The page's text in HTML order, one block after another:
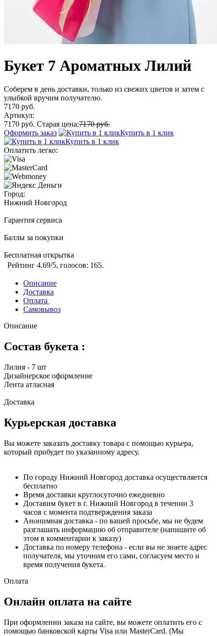
Букет 7 Ароматных Лилий
Соберем в день доставки, только из свежих цветов и затем с
улыбкой вручим получателю.
7170 руб.
Артикул:
7170 руб. Старая цена:7170 руб.
Оформить заказ
Купить в 1 клик
Купить в 1 клик
Оплатить легко:
Город:
Нижний Новгород
Гарантия сервиса
Баллы за покупки
Бесплатная открытка
Рейтинг 4.69/5, голосов: 165.
Описание
Доставка
Оплата
Самовывоз
Описание
Состав букета :
Лилия - 7 шт
Дизайнерское оформление
Лента атласная
Доставка
Курьерская доставка
Вы можете заказать доставку товара с помощью курьера,
который прибудет по указанному адресу.
По городу Нижний Новгород доставка осуществляется
бесплатно
Время доставки круглосуточно ежедневно
Доставим букет в г. Нижний Новгород в течении 3
часов с момента подтверждения заказа
Анонимная доставка - по вашей просьбе, мы не будем
разглашать информацию об отправителе (напишите об
этом в комментарии к заказу)
Доставка по номеру телефона - если вы не знаете адрес
получателя, мы уточним его сами, согласуем место и
время получения букета.
Оплата
Онлайн оплата на сайте
При оформлении заказа на сайте, вы можете оплатить его с
помощью банковской карты Visa или MasterCard. (Мы